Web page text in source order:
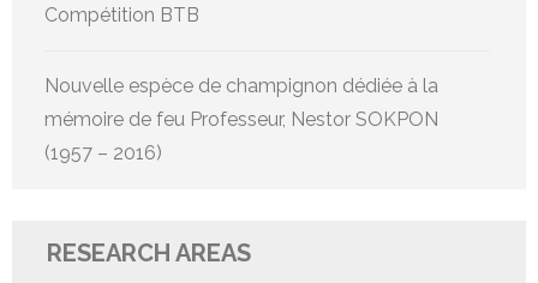
Compétition BTB
Nouvelle espèce de champignon dédiée à la
mémoire de feu Professeur, Nestor SOKPON
(1957 – 2016)
RESEARCH AREAS